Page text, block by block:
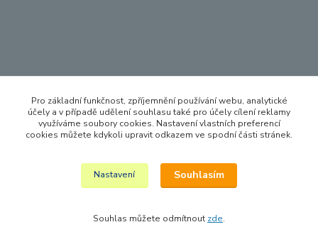
Pro základní funkčnost, zpříjemnění používání webu, analytické
účely a v případě udělení souhlasu také pro účely cílení reklamy
využíváme soubory cookies. Nastavení vlastních preferencí
cookies můžete kdykoli upravit odkazem ve spodní části stránek.
Nastavení Souhlasím
Souhlas můžete odmítnout zde.